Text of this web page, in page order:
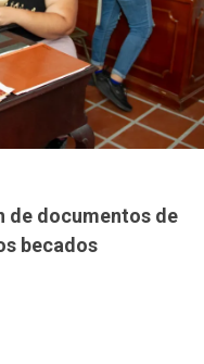
de documentos de
becados